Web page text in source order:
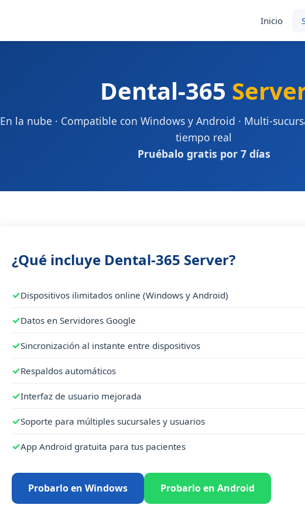
Inicio
Dental-365
En la nube · Compatible con Windows y Android · Multi-
tiempo real
Pruébalo gratis por 7 días
¿Qué incluye Dental-365 Server?
Dispositivos ilimitados online (Windows y Android)
Datos en Servidores Google
Sincronización al instante entre dispositivos
Respaldos automáticos
Interfaz de usuario mejorada
Soporte para múltiples sucursales y usuarios
App Android gratuita para tus pacientes
Probarlo en Windows Probarlo en Android